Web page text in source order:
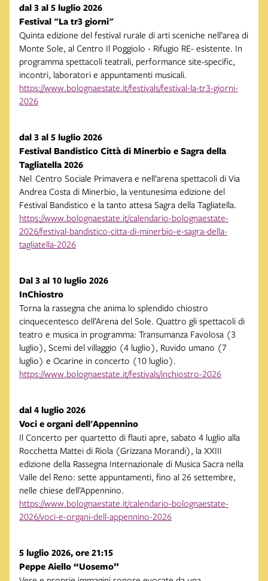
dal 3 al 5 luglio 2026
Festival "La tr3 giorni"
Quinta edizione del festival rurale di arti sceniche nell’area di
Monte Sole, al Centro Il Poggiolo - Rifugio RE- esistente. In
programma spettacoli teatrali, performance site-specific,
incontri, laboratori e appuntamenti musicali.
https://www.bolognaestate.it/festivals/festival-la-tr3-giorni-
2026
dal 3 al 5 luglio 2026
Festival Bandistico Città di Minerbio e Sagra della
Tagliatella 2026
Nel Centro Sociale Primavera e nell’arena spettacoli di Via
Andrea Costa di Minerbio, la ventunesima edizione del
Festival Bandistico e la tanto attesa Sagra della Tagliatella.
https://www.bolognaestate.it/calendario-bolognaestate-
2026/festival-bandistico-citta-di-minerbio-e-sagra-della-
tagliatella-2026
Dal 3 al 10 luglio 2026
InChiostro
Torna la rassegna che anima lo splendido chiostro
cinquecentesco dell’Arena del Sole. Quattro gli spettacoli di
teatro e musica in programma: Transumanza Favolosa (3
luglio), Scemi del villaggio (4 luglio), Ruvido umano (7
luglio) e Ocarine in concerto (10 luglio).
https://www.bolognaestate.it/festivals/inchiostro-2026
dal 4 luglio 2026
Voci e organi dell'Appennino
Il Concerto per quartetto di flauti apre, sabato 4 luglio alla
Rocchetta Mattei di Riola (Grizzana Morandi), la XXIII
edizione della Rassegna Internazionale di Musica Sacra nella
Valle del Reno: sette appuntamenti, fino al 26 settembre,
nelle chiese dell’Appennino.
https://www.bolognaestate.it/calendario-bolognaestate-
2026/voci-e-organi-dell-appennino-2026
5 luglio 2026, ore 21:15
Peppe Aiello “Uosemo”